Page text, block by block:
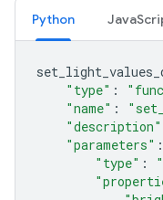
Python
"type" :
"name" :
"description"
"parameters" :
"type" :